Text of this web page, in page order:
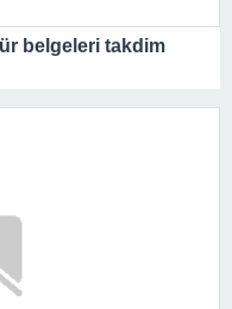
belgeleri takdim